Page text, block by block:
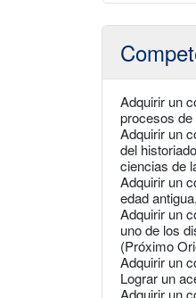
Adquirir un
procesos de
Adquirir un
del
ciencias de
Adquirir un
edad
Adquirir un
uno de los
(Próximo
Adquirir un
Lograr un
Adquirir un